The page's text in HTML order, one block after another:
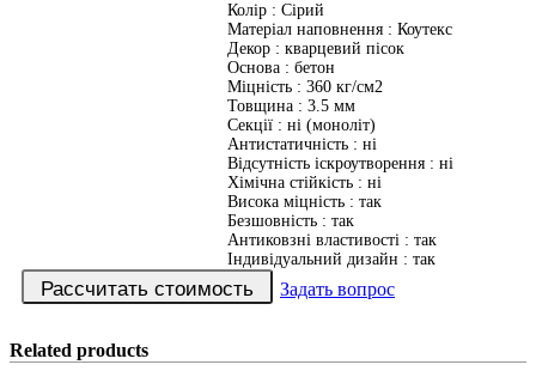
Колір : Сірий
Матеріал наповнення : Коутекс
Декор : кварцевий пісок
Основа : бетон
Міцність : 360 кг/см2
Товщина : 3.5 мм
Секції : ні (моноліт)
Антистатичність : ні
Відсутність іскроутворення : ні
Хімічна стійкість : ні
Висока міцність : так
Безшовність : так
Антиковзні властивості : так
Індивідуальний дизайн : так
Задать вопрос
Related products